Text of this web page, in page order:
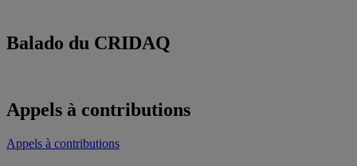
Balado du CRIDAQ
Appels à contributions
Appels à contributions